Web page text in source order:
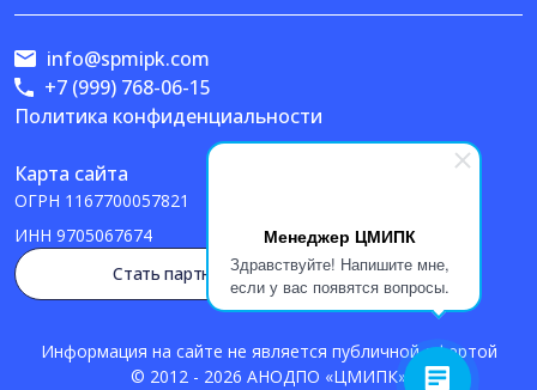
Менеджер ЦМИПК
Здравствуйте! Напишите мне,
если у вас появятся вопросы.
Политика конфиденциальности
Карта сайта
ОГРН 1167700057821
ИНН 9705067674
info@spmipk.com
+7 (999) 768-06-15
Стать партнером
Информация на сайте не является публичной офертой
© 2012 - 2026 АНОДПО «ЦМИПК»